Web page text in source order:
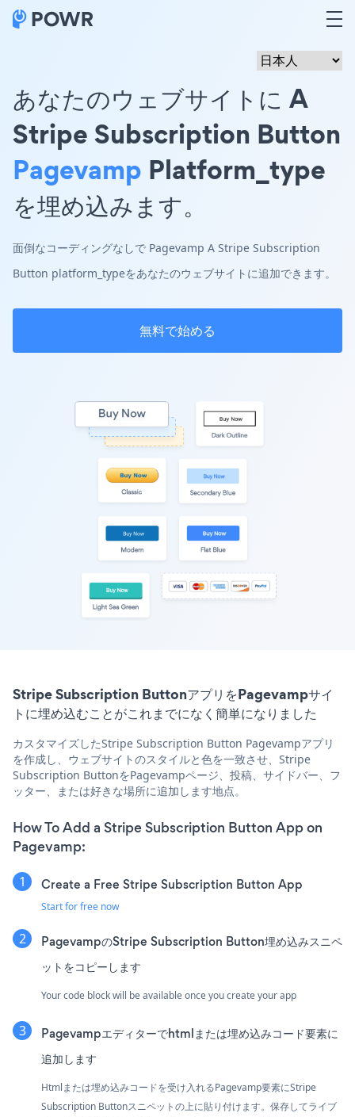
あなたのウェブサイトに A
Stripe Subscription Button
Pagevamp Platform_type
を埋め込みます。
面倒なコーディングなしで Pagevamp A Stripe Subscription
Button platform_typeをあなたのウェブサイトに追加できます。
無料で始める
Stripe Subscription ButtonアプリをPagevampサイ
トに埋め込むことがこれまでになく簡単になりました
カスタマイズしたStripe Subscription Button Pagevampアプリ
を作成し、ウェブサイトのスタイルと色を一致させ、Stripe
Subscription ButtonをPagevampページ、投稿、サイドバー、フ
ッター、または好きな場所に追加します地点。
How To Add a Stripe Subscription Button App on
Pagevamp:
Create a Free Stripe Subscription Button App
Start for free now
PagevampのStripe Subscription Button埋め込みスニペ
ットをコピーします
Your code block will be available once you create your app
Pagevampエディターでhtmlまたは埋め込みコード要素に
追加します
Htmlまたは埋め込みコードを受け入れるPagevamp要素にStripe
Subscription Buttonスニペットの上に貼り付けます。保存してライブ